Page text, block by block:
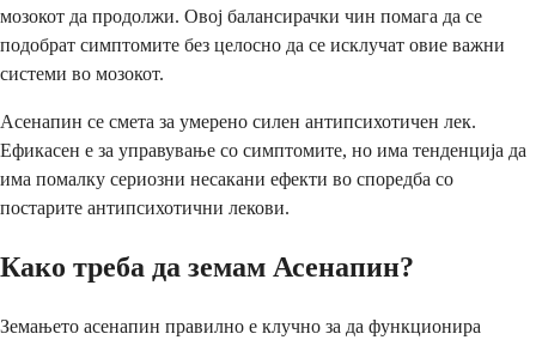
мозокот да продолжи. Овој балансирачки чин помага да се
подобрат симптомите без целосно да се исклучат овие важни
системи во мозокот.
Асенапин се смета за умерено силен антипсихотичен лек.
Ефикасен е за управување со симптомите, но има тенденција да
има помалку сериозни несакани ефекти во споредба со
постарите антипсихотични лекови.
Како треба да земам Асенапин?
Земањето асенапин правилно е клучно за да функционира